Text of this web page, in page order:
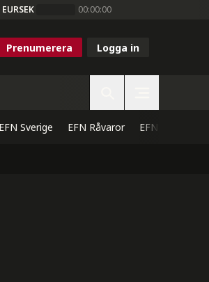
EURSEK 00:00:00
Prenumerera Logga in
EFN Sverige EFN Råvaror EFN Direkt